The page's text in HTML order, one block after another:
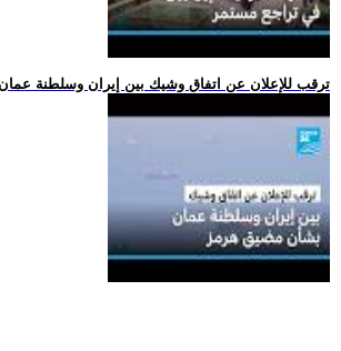
.. ترقب للإعلان عن اتفاق وشيك بين إيران وسلطنة